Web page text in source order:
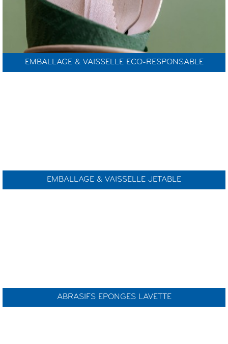
EMBALLAGE & VAISSELLE ECO-RESPONSABLE
EMBALLAGE & VAISSELLE JETABLE
ABRASIFS EPONGES LAVETTE